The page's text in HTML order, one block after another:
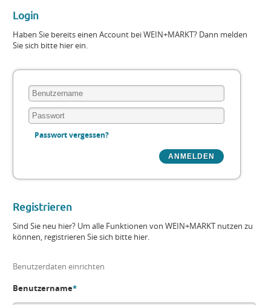
Login
Haben Sie bereits einen Account bei WEIN+MARKT? Dann melden
Sie sich bitte hier ein.
Passwort vergessen?
Registrieren
Sind Sie neu hier? Um alle Funktionen von WEIN+MARKT nutzen zu
können, registrieren Sie sich bitte hier.
Benutzerdaten einrichten
Benutzername*